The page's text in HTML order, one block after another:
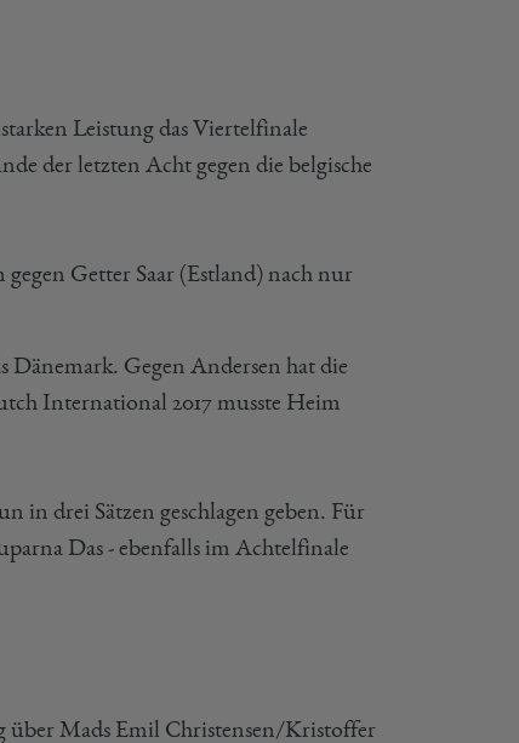
Leistung das Viertelfinale
der letzten Acht gegen die belgische
Getter Saar (Estland) nach nur
Gegen Andersen hat die
International 2017 musste Heim
in drei Sätzen geschlagen geben. Für
Das - ebenfalls im Achtelfinale
über Mads Emil Christensen/Kristoffer